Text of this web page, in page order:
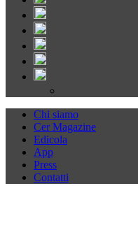
Chi siamo
Cer Magazine
Edicola
App
Press
Contatti